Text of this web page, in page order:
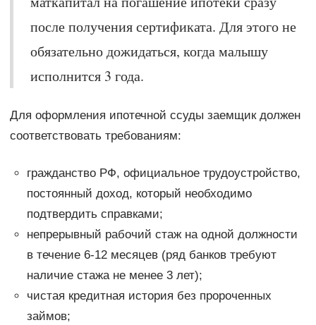
после получения сертификата. Для этого не
обязательно дожидаться, когда малышу
исполнится 3 года.
Для оформления ипотечной ссуды заемщик должен
соответствовать требованиям:
гражданство РФ, официальное трудоустройство,
постоянный доход, который необходимо
подтвердить справками;
непрерывный рабочий стаж на одной должности
в течение 6-12 месяцев (ряд банков требуют
наличие стажа не менее 3 лет);
чистая кредитная история без пророченных
займов;